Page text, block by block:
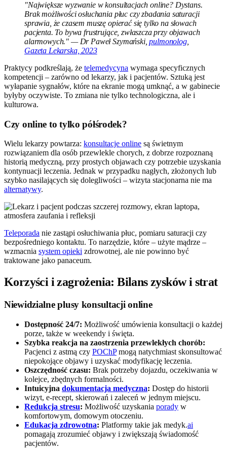
"Największe wyzwanie w konsultacjach online? Dystans.
Brak możliwości osłuchania płuc czy zbadania saturacji
sprawia, że czasem muszę opierać się tylko na słowach
pacjenta. To bywa frustrujące, zwłaszcza przy objawach
alarmowych." — Dr Paweł Szymański,pulmonolog,
Gazeta Lekarska, 2023
Praktycy podkreślają, że telemedycyna wymaga specyficznych
kompetencji – zarówno od lekarzy, jak i pacjentów. Sztuką jest
wyłapanie sygnałów, które na ekranie mogą umknąć, a w gabinecie
byłyby oczywiste. To zmiana nie tylko technologiczna, ale i
kulturowa.
Czy online to tylko półśrodek?
Wielu lekarzy powtarza: konsultacje online są świetnym
rozwiązaniem dla osób przewlekle chorych, z dobrze rozpoznaną
historią medyczną, przy prostych objawach czy potrzebie uzyskania
kontynuacji leczenia. Jednak w przypadku nagłych, złożonych lub
szybko nasilających się dolegliwości – wizyta stacjonarna nie ma
alternatywy.
Teleporada nie zastąpi osłuchiwania płuc, pomiaru saturacji czy
bezpośredniego kontaktu. To narzędzie, które – użyte mądrze –
wzmacnia system opieki zdrowotnej, ale nie powinno być
traktowane jako panaceum.
Korzyści i zagrożenia: Bilans zysków i strat
Niewidzialne plusy konsultacji online
Dostępność 24/7: Możliwość umówienia konsultacji o każdej
porze, także w weekendy i święta.
Szybka reakcja na zaostrzenia przewlekłych chorób:
Pacjenci z astmą czy POChPmogą natychmiast skonsultować
niepokojące objawy i uzyskać modyfikację leczenia.
Oszczędność czasu: Brak potrzeby dojazdu, oczekiwania w
kolejce, zbędnych formalności.
Intuicyjna dokumentacja medyczna: Dostęp do historii
wizyt, e-recept, skierowań i zaleceń w jednym miejscu.
Redukcja stresu: Możliwość uzyskania porady w
komfortowym, domowym otoczeniu.
Edukacja zdrowotna: Platformy takie jak medyk.ai
pomagają zrozumieć objawy i zwiększają świadomość
pacjentów.